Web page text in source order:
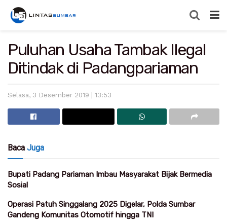
Puluhan Usaha Tambak Ilegal
Ditindak di Padangpariaman
Selasa, 3 Desember 2019 | 13:53
Baca Juga
Bupati Padang Pariaman Imbau Masyarakat Bijak Bermedia
Sosial
Operasi Patuh Singgalang 2025 Digelar, Polda Sumbar
Gandeng Komunitas Otomotif hingga TNI